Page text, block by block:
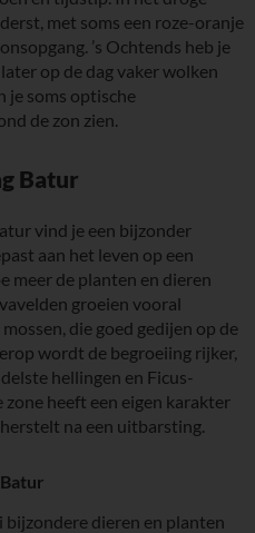
met soms een roze-oranje
’s Ochtends heb je
op de dag vaker wolken
je soms optische
de zon zien.
Batur
vind je een bijzonder
aan het leven op een
meer de planten en dieren
groeien vooral
die goed gedijen op de
wordt de begroeiing rijker,
hellingen en Ficus-
zone heeft een eigen karakter
na een uitbarsting.
dieren en planten